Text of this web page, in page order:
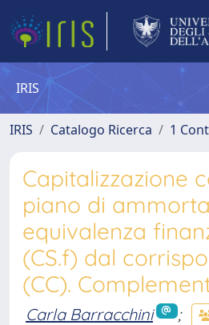
IRIS
IRIS Catalogo Ricerca 1
Capitalizzazione
piano di
equivalenza
(CS.f) dal
(CC).
Carla Barracchini
;